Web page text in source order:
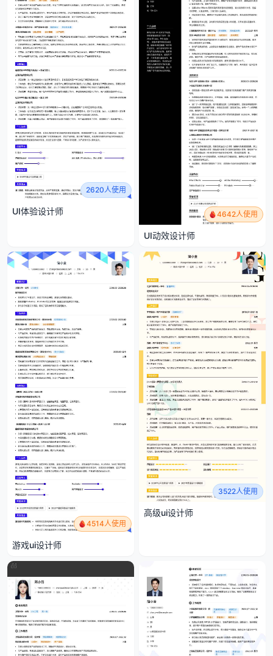
2620人使用
UI体验设计师 4642人使用
UI动效设计师
4514人使用
游戏ui设计师
3522人使用
高级ui设计师